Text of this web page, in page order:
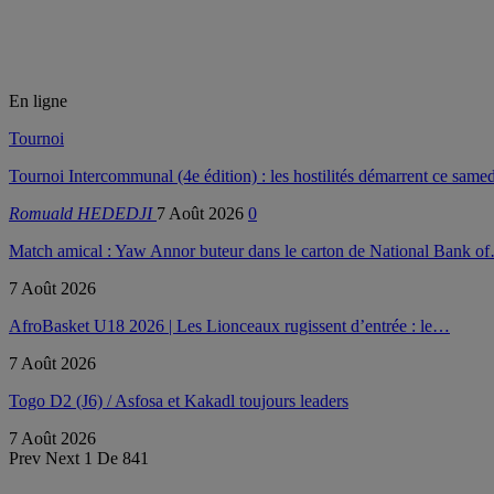
En ligne
Tournoi
Tournoi Intercommunal (4e édition) : les hostilités démarrent ce
Romuald HEDEDJI 7 Août 2026 0
Match amical : Yaw Annor buteur dans le carton de National Bank
7 Août 2026
AfroBasket U18 2026 | Les Lionceaux rugissent d’entrée : le…
7 Août 2026
Togo D2 (J6) / Asfosa et Kakadl toujours leaders
7 Août 2026
Prev Next 1 De 841